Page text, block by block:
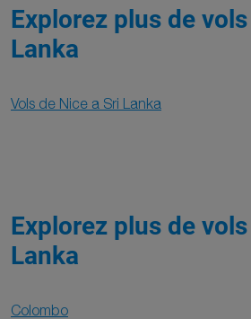
Explorez plus de
Lanka
Vols de Nice a Sri Lanka
Explorez plus de
Lanka
Colombo